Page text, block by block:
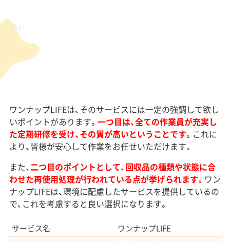
ワンナップLIFEは、そのサービスには一定の強調して欲し
いポイントがあります。 一つ目は、全ての作業員が充実し
た定期研修を受け、その質が高いということです。 これに
より、皆様が安心して作業をお任せいただけます。
また、二つ目のポイントとして、回収品の種類や状態に合
わせた再使用処理が行われている点が挙げられます。 ワン
ナップLIFEは、環境に配慮したサービスを提供しているの
で、これを考慮すると良い選択になります。
サービス名 ワンナップLIFE